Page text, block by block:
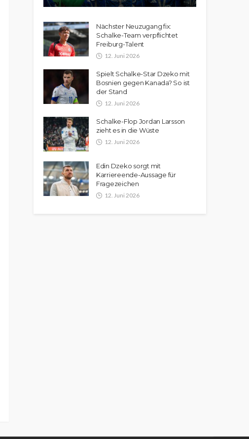
Nächster Neuzugang fix:
Schalke-Team verpflichtet
Freiburg-Talent
12. Juni 2026
Spielt Schalke-Star Dzeko mit
Bosnien gegen Kanada? So ist
der Stand
12. Juni 2026
Schalke-Flop Jordan Larsson
zieht es in die Wüste
12. Juni 2026
Edin Dzeko sorgt mit
Karriereende-Aussage für
Fragezeichen
12. Juni 2026